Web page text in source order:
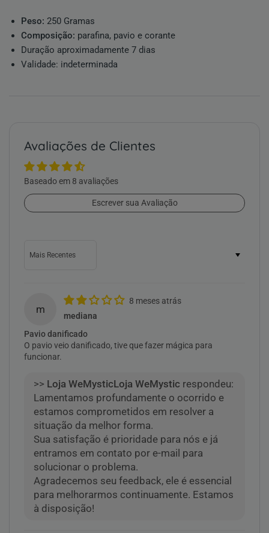
Peso: 250 Gramas
Composição: parafina, pavio e corante
Duração aproximadamente 7 dias
Validade: indeterminada
Avaliações de Clientes
Baseado em 8 avaliações
Escrever sua Avaliação
m
8 meses atrás
mediana
Pavio danificado
O pavio veio danificado, tive que fazer mágica para
funcionar.
>> Loja WeMystic respondeu:
Lamentamos profundamente o ocorrido e
estamos comprometidos em resolver a
situação da melhor forma.
Sua satisfação é prioridade para nós e já
entramos em contato por e-mail para
solucionar o problema.
Agradecemos seu feedback, ele é essencial
para melhorarmos continuamente. Estamos
à disposição!